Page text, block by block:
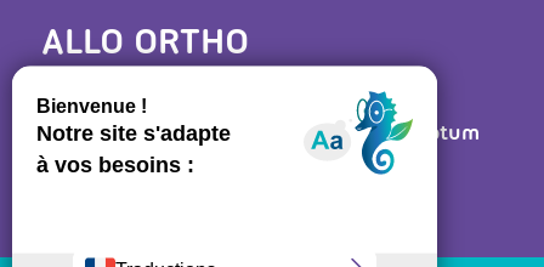
ALLO ORTHO
27 rue des Bluets • 75011 PARIS
Mentions légales• Réalisé par Post Scriptum
Ressources régulateurs